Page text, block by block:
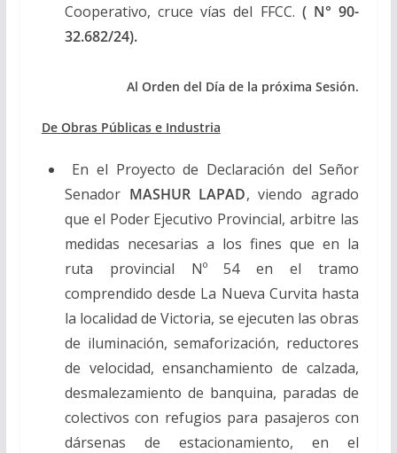
Cooperativo, cruce vías del FFCC. ( N° 90-
32.682/24).
Al Orden del Día de la próxima Sesión.
De Obras Públicas e Industria
En el Proyecto de Declaración del Señor
Senador MASHUR LAPAD, viendo agrado
que el Poder Ejecutivo Provincial, arbitre las
medidas necesarias a los fines que en la
ruta provincial Nº 54 en el tramo
comprendido desde La Nueva Curvita hasta
la localidad de Victoria, se ejecuten las obras
de iluminación, semaforización, reductores
de velocidad, ensanchamiento de calzada,
desmalezamiento de banquina, paradas de
colectivos con refugios para pasajeros con
dársenas de estacionamiento, en el